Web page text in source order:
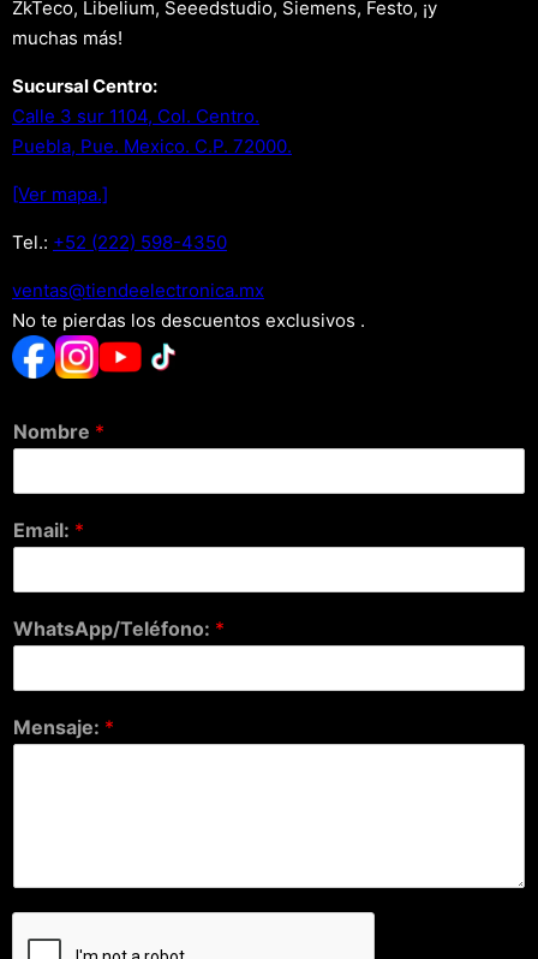
ZkTeco, Libelium, Seeedstudio, Siemens, Festo, ¡y
muchas más!
Sucursal Centro:
Calle 3 sur 1104, Col. Centro.
Puebla, Pue. Mexico. C.P. 72000.
[Ver mapa.]
Tel.: +52 (222) 598-4350
xm.acinortceleedneit@satnev
No te pierdas los descuentos exclusivos .
Nombre *
Email: *
WhatsApp/Teléfono: *
Mensaje: *